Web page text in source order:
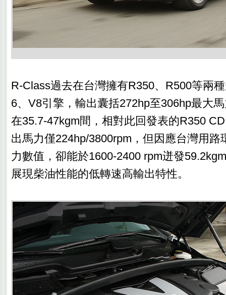
R-Class過去在台灣擁有R350、R500等兩
6、V8引擎，輸出囊括272hp至306hp最大
在35.7-47kgm間，相對此回發表的R350
出馬力僅224hp/3800rpm，但因應台灣用路
力數值，卻能於1600-2400 rpm迸發
展現柴油性能的低轉速高輸出特性。